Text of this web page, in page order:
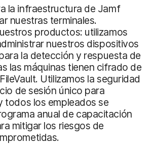
la infraestructura de Jamf
nuestras terminales.
productos: utilizamos
nuestros dispositivos
la detección y respuesta de
las máquinas tienen cifrado de
Utilizamos la seguridad
de sesión único para
todos los empleados se
anual de capacitación
mitigar los riesgos de